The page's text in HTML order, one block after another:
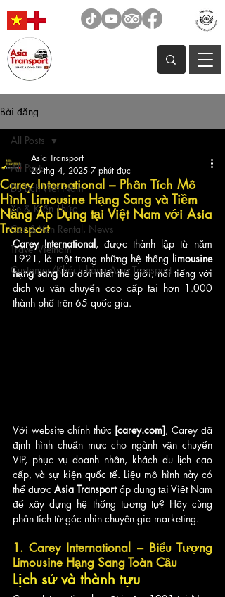
Bài đăng
All Posts
Du Lịch Việt Nam
Xe & Kiến Thức
Car & Van Rental, News
Travel Vietnam
Customer/Khách hàng Asia Transport
All Posts
Carey International – Phân Tích Mô
Hình Limousine Hạng Sang và Tiềm
Năng Áp Dụng tại Việt Nam với Asia
Transport
Asia Transport
26 thg 4, 2025 7 phút đọc
Carey International, được thành lập từ năm
1921, là một trong những hệ thống limousine
hạng sang lâu đời nhất thế giới, nổi tiếng với
dịch vụ vận chuyển cao cấp tại hơn 1.000
thành phố trên 65 quốc gia.
Với website chính thức [carey.com], Carey đã
định hình chuẩn mực cho ngành vận chuyển
VIP, phục vụ doanh nhân, khách du lịch cao
cấp, và sự kiện quốc tế. Liệu mô hình này có
thể được Asia Transport áp dụng tại Việt Nam
để xây dựng hệ thống tương tự? Hãy cùng
phân tích từ góc nhìn chuyên gia marketing.
1. Carey International – Biểu Tượng
Limousine Hạng Sang Toàn Cầu
Lịch sử và thành tựu